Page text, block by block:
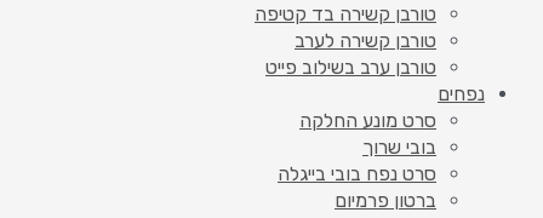
טורבן קשירה בד קטיפה
טורבן קשירה לערב
טורבן ערב בשילוב פייט
נפחים
סרט מונע החלקה
בובי שרוך
סרט נפח בובי בייגלה
ברטון פרמיום